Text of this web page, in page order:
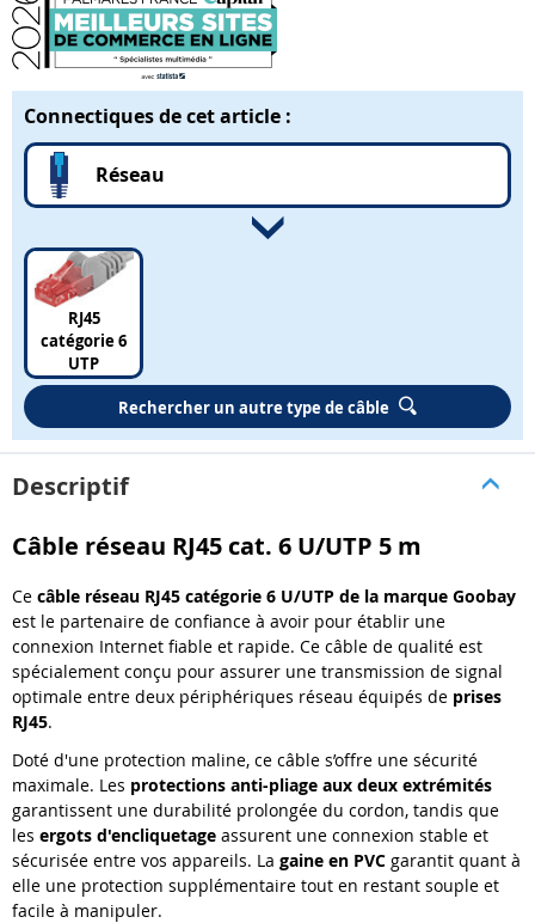
Connectiques de cet article :
Réseau
RJ45
catégorie 6
UTP
Rechercher un autre type de câble
Descriptif
Câble réseau RJ45 cat. 6 U/UTP 5 m
Ce câble réseau RJ45 catégorie 6 U/UTP de la marque Goobay
est le partenaire de confiance à avoir pour établir une
connexion Internet fiable et rapide. Ce câble de qualité est
spécialement conçu pour assurer une transmission de signal
optimale entre deux périphériques réseau équipés de prises
RJ45.
Doté d'une protection maline, ce câble s’offre une sécurité
maximale. Les protections anti-pliage aux deux extrémités
garantissent une durabilité prolongée du cordon, tandis que
les ergots d'encliquetage assurent une connexion stable et
sécurisée entre vos appareils. La gaine en PVC garantit quant à
elle une protection supplémentaire tout en restant souple et
facile à manipuler.